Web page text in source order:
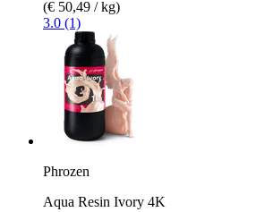
(€ 50,49 / kg)
3.0 (1)
Phrozen
Aqua Resin Ivory 4K